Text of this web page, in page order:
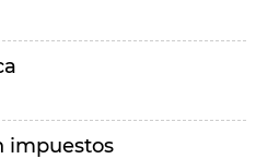
impuestos